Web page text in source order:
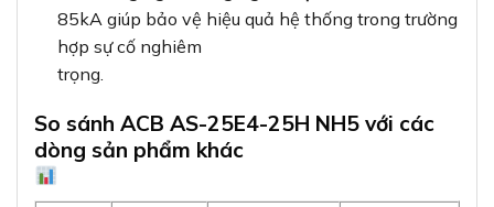
85kA giúp bảo vệ hiệu quả hệ thống trong trường
hợp sự cố nghiêm
trọng.
So sánh ACB AS-25E4-25H NH5 với các
dòng sản phẩm khác